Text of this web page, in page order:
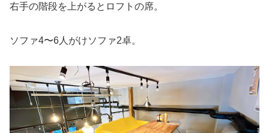
右手の階段を上がるとロフトの席。
ソファ4〜6人がけソファ2卓。